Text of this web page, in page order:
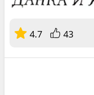
4.7 43